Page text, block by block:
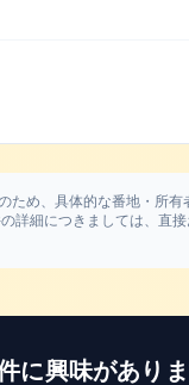
ため、具体的な番地・所有
詳細につきましては、直
に興味があり